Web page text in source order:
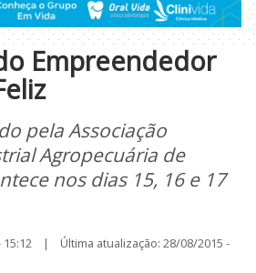
Empreendedor
pela Associação
Agropecuária de
nos dias 15, 16 e 17
15:12 | Última atualização: 28/08/2015 -